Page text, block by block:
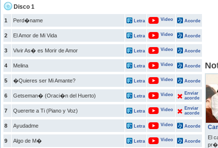
Disco 1
1 Perd�name Letra Video Acorde
2 El Amor de Mi Vida Letra Video Acorde
3 Vivir As� es Morir de Amor Letra Video Acorde
4 Melina Letra Video Acorde
5 �Quieres ser Mi Amante? Letra Video Acorde
6 Getseman� (Oraci�n del Huerto) Letra Video
Enviar
acorde
7 Quererte a Ti (Piano y Voz) Letra Video
Enviar
acorde
8 Ayudadme Letra Video Acorde
9 Algo de M� Letra Video Acorde
El